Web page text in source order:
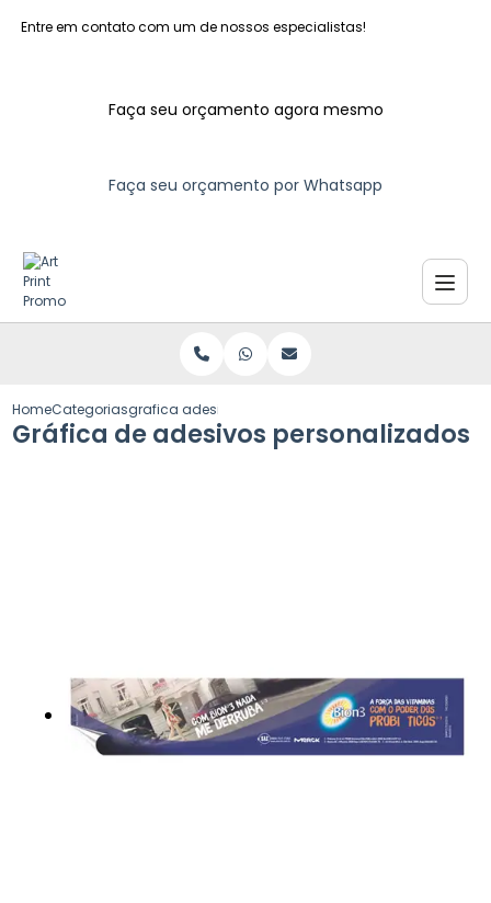
Entre em contato com um de nossos especialistas!
Faça seu orçamento agora mesmo
Faça seu orçamento por Whatsapp
HomeCategoriasgrafica adesivos personalizados
Gráfica de adesivos personalizados